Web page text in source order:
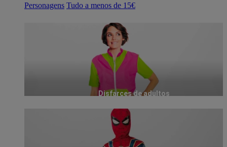
Personagens Tudo a menos de 15€
Disfarces de adultos